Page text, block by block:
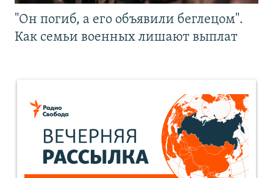
"Он погиб, а его объявили беглецом".
Как семьи военных лишают выплат